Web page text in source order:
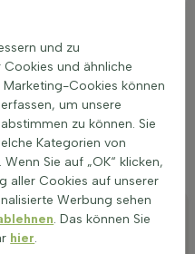
/ Hainbuche
cm - Wurzel
und Pflege von
125-150 cm - Wurzel geben.
Sie lange Freude an
und zu
und ähnliche
Cookies können
um unsere
zu können. Sie
Kategorien von
Sie auf „OK“ klicken,
aller Cookies auf unserer
Werbung sehen
. Das können Sie
hier.